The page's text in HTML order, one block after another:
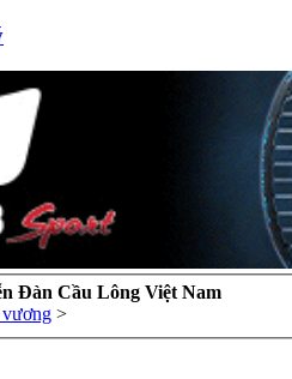
Đàn Cầu Lông Việt Nam
vương >